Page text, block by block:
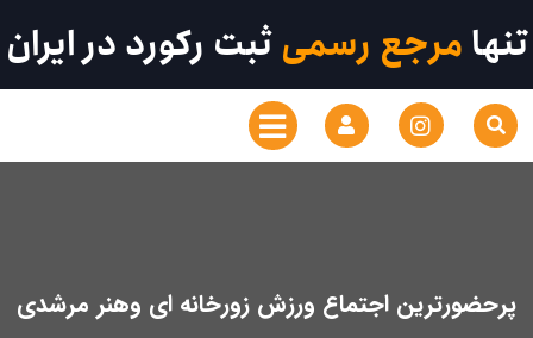
تنهامرجع رسمیثبت رکورد در ایران
پرحضورترین اجتماع ورزش زورخانه ای وهنر مرشدی